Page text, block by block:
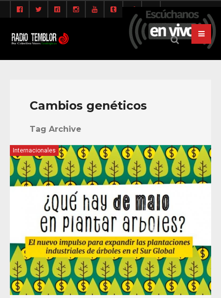
Cambios genéticos
Tag Archive
Internacionales